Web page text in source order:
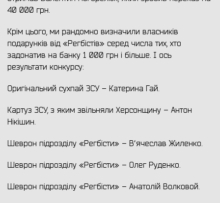
40 000 грн.
Крім цього, ми рандомно визначили власників
подарунків від «Регбістів» серед числа тих, хто
задонатив на банку 1 000 грн і більше. І ось
результати конкурсу:
Оригінальний сухпай ЗСУ – Катерина Гай.
Картуз ЗСУ, з яким звільняли Херсонщину – Антон
Нікішин.
Шеврон підрозділу «Регбісти» – Вʼячеслав Жиленко.
Шеврон підрозділу «Регбісти» – Олег Руденко.
Шеврон підрозділу «Регбісти» – Анатолій Волковой.